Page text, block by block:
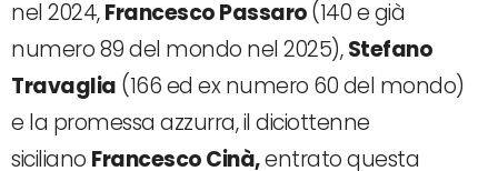
nel 2024,Francesco Passaro(140 e già
numero 89 del mondo nel 2025),Stefano
Travaglia (166 ed ex numero 60 del mondo)
e la promessa azzurra, il diciottenne
siciliano Francesco Cinà,entrato questa